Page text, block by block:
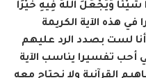
وَيَجْعَلَ اللّهُ فِيهِ خَيْرًا
هذه الآية الكريمة
لست بصدد الرد عليهم
تفسيرا يناسب الآية